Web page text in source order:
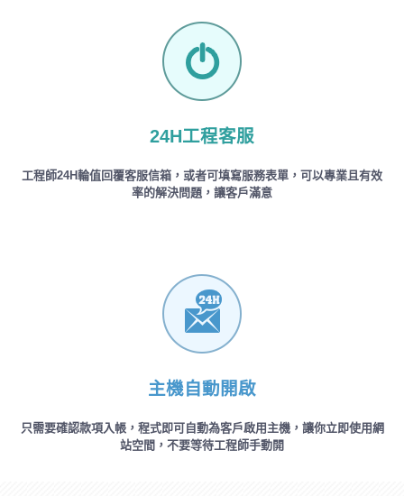
24H工程客服
工程師24H輪值回覆客服信箱，或者可填寫服務表單，可以專業且有效
率的解決問題，讓客戶滿意
主機自動開啟
只需要確認款項入帳，程式即可自動為客戶啟用主機，讓你立即使用網
站空間，不要等待工程師手動開